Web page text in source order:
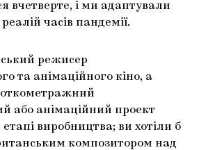
вчетверте, і ми адаптували
часів пандемії.
режисер
та анімаційного кіно, а
або анімаційний проект
виробництва; ви хотіли б
композитором над